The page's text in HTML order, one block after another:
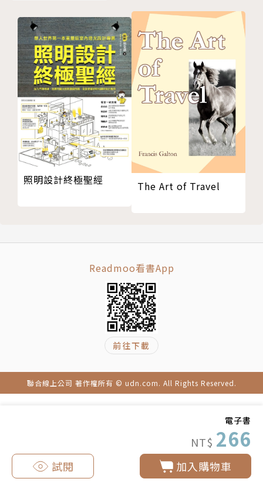
電子書
NT$ 266
加入購物車
試閱
Case study06 生活融入空間，打造複合多機能格局的
工業小宅 p.42
Case study07 藉由空間縮小、調整入口，創造更完整
寬闊的生活場域 p.46
Case study08 不動原有空間格局，以創意設計增加收
納，小空間也能溫馨又有趣 p.50
Case study09 設計軸線脫離規矩框架，創造意想不到
的寬闊對角空間 p.54
Case study10 移除隔牆，延展空間尺度，迎接明亮的
小宅美好生活 p.58
Case study11 微調隔間、走道縮減，創造舒適好用的
Case study13 拿掉隔牆，迎來光與風，空間感放大，
Case study14 改變動線，調整格局，發揮挑高與採光
優勢，老舊小宅瞬間變身通透大格局 p.74
Column1 更多空間格局規劃創意 p.78
Chapter 2 還在擔心空間不夠大！？善用建材、色彩
特性，放大延伸感覺超寬闊
Point1 小空間，這樣做瞬間變更大
困境1 隔牆太多，空間變得又小又陰暗 p.86
→r破解：半開放、開放設計，少了隔牆迎進光與風 p.
→r破解：通透、鏡面材質做延伸，小空間也有大視野
p.88
困境3 紀念品通通擺出來，空間感覺雜亂又擁擠 p.90
照明設計終極聖經 The Art of Travel
Readmoo看書App
前往下載
聯合線上公司 著作權所有 © udn.com. All Rights Reserved.